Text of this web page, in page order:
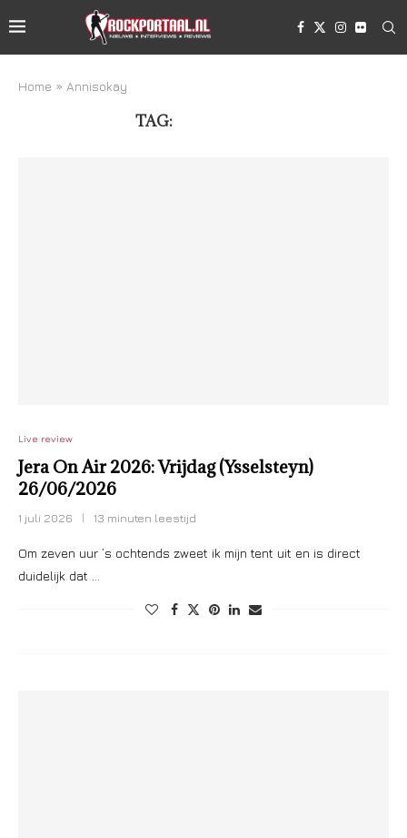
Home » Annisokay
TAG:
Live review
Jera On Air 2026: Vrijdag (Ysselsteyn)
26/06/2026
1 juli 2026 13 minuten leestijd
Om zeven uur ’s ochtends zweet ik mijn tent uit en is direct
duidelijk dat …